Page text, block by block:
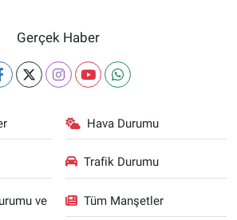
Gerçek Haber
Hava Durumu
Trafik Durumu
ve
Tüm Manşetler